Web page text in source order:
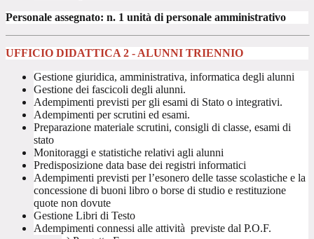
Personale assegnato: n. 1 unità di personale amministrativo
UFFICIO DIDATTICA 2 - ALUNNI TRIENNIO
Gestione giuridica, amministrativa, informatica degli alunni
Gestione dei fascicoli degli alunni.
Adempimenti previsti per gli esami di Stato o integrativi.
Adempimenti per scrutini ed esami.
Preparazione materiale scrutini, consigli di classe, esami di
stato
Monitoraggi e statistiche relativi agli alunni
Predisposizione data base dei registri informatici
Adempimenti previsti per l’esonero delle tasse scolastiche e la
concessione di buoni libro o borse di studio e restituzione
quote non dovute
Gestione Libri di Testo
Adempimenti connessi alle attività previste dal P.O.F.